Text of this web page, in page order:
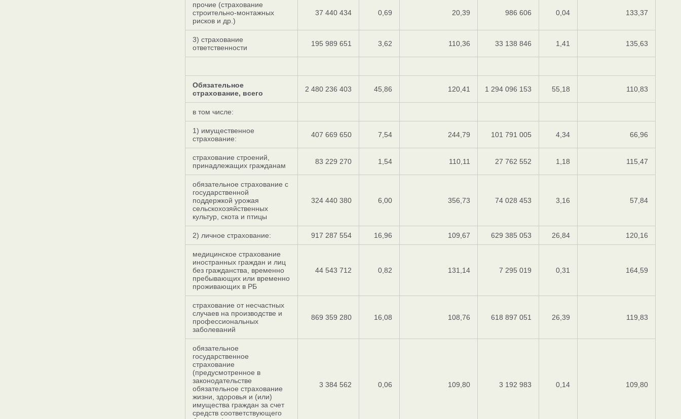
прочие (страхование
строительно-монтажных
рисков и др.)
37 440 434 0,69 20,39 986 606 0,04 133,37
3) страхование
ответственности
195 989 651 3,62 110,36 33 138 846 1,41 135,63
Обязательное
страхование, всего
2 480 236 403 45,86 120,41 1 294 096 153 55,18 110,83
в том числе:
1) имущественное
страхование:
407 669 650 7,54 244,79 101 791 005 4,34 66,96
страхование строений,
принадлежащих гражданам
83 229 270 1,54 110,11 27 762 552 1,18 115,47
обязательное страхование с
государственной
поддержкой урожая
сельскохозяйственных
культур, скота и птицы
324 440 380 6,00 356,73 74 028 453 3,16 57,84
2) личное страхование: 917 287 554 16,96 109,67 629 385 053 26,84 120,16
медицинское страхование
иностранных граждан и лиц
без гражданства, временно
пребывающих или временно
проживающих в РБ
44 543 712 0,82 131,14 7 295 019 0,31 164,59
страхование от несчастных
случаев на производстве и
профессиональных
заболеваний
869 359 280 16,08 108,76 618 897 051 26,39 119,83
обязательное
государственное
страхование
(предусмотренное в
законодательстве
обязательное страхование
жизни, здоровья и (или)
имущества граждан за счет
средств соответствующего
3 384 562 0,06 109,80 3 192 983 0,14 109,80